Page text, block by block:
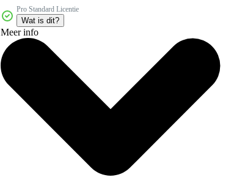
Pro Standard Licentie
Wat is dit?
Meer info